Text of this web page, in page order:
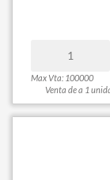
Max Vta: 100000
Venta de a 1